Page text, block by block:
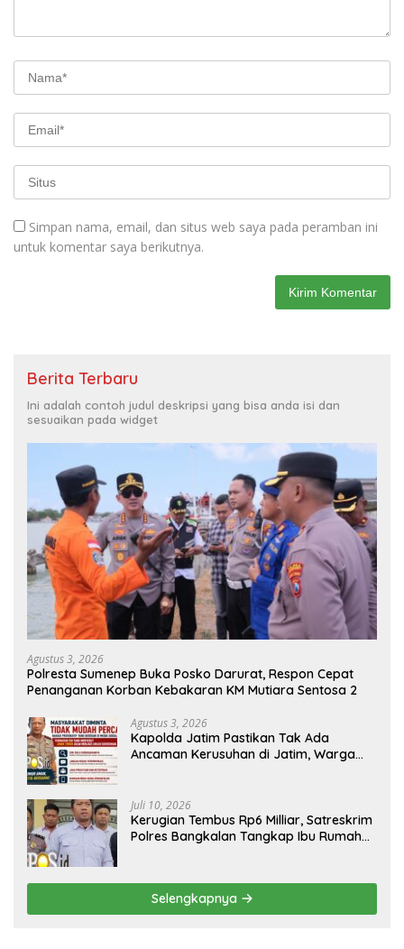
Simpan nama, email, dan situs web saya pada peramban ini
untuk komentar saya berikutnya.
Berita Terbaru
Ini adalah contoh judul deskripsi yang bisa anda isi dan
sesuaikan pada widget
Agustus 3, 2026
Polresta Sumenep Buka Posko Darurat, Respon Cepat
Penanganan Korban Kebakaran KM Mutiara Sentosa 2
Agustus 3, 2026
Kapolda Jatim Pastikan Tak Ada
Ancaman Kerusuhan di Jatim, Warga
Juli 10, 2026
Kerugian Tembus Rp6 Milliar, Satreskrim
Polres Bangkalan Tangkap Ibu Rumah
Selengkapnya